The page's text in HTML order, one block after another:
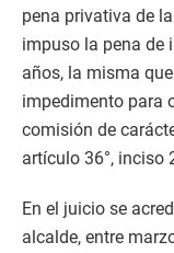
pena privativa de
impuso la pena de
años, la misma
impedimento para
comisión de
artículo 36°, inciso
En el juicio se
alcalde, entre